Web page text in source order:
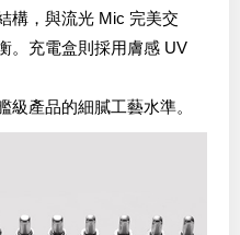
構，與流光 Mic 完美交
。充電盒則採用膚感 UV
產品的細膩工藝水準。